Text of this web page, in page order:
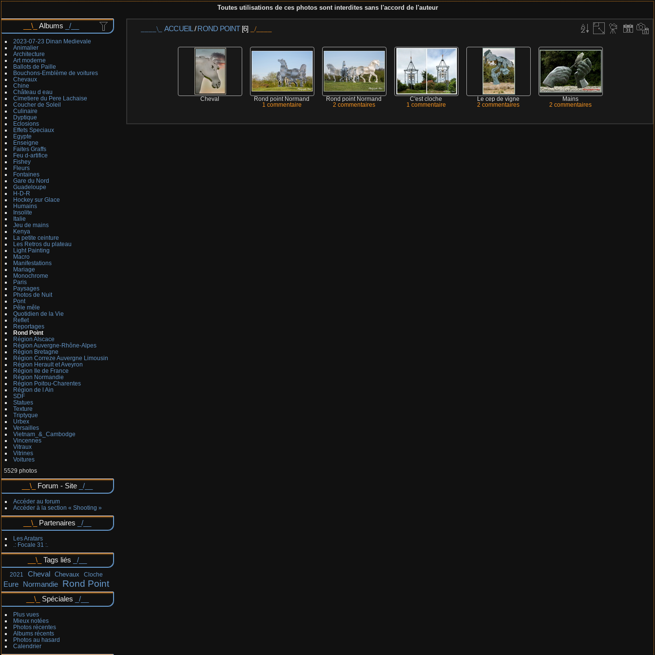
Toutes utilisations de ces photos sont interdites sans l'accord de l'auteur
Albums
2023-07-23 Dinan Medievale
Animalier
Architecture
Art moderne
Ballots de Paille
Bouchons-Emblème de voitures
Chevaux
Chine
Château d eau
Cimetiere du Pere Lachaise
Coucher de Soleil
Culinaire
Dyptique
Eclosions
Effets Speciaux
Egypte
Enseigne
Faites Graffs
Feu d-artifice
Fishey
Fleurs
Fontaines
Gare du Nord
Guadeloupe
H-D-R
Hockey sur Glace
Humains
Insolite
Italie
Jeu de mains
Kenya
La petite ceinture
Les Retros du plateau
Light Painting
Macro
Manifestations
Mariage
Monochrome
Paris
Paysages
Photos de Nuit
Pont
Pêle mêle
Quotidien de la Vie
Reflet
Reportages
Rond Point
Région Alscace
Région Auvergne-Rhône-Alpes
Région Bretagne
Région Correze Auvergne Limousin
Région Herault et Aveyron
Région Ile de France
Région Normandie
Région Poitou-Charentes
Région de l Ain
SDF
Statues
Texture
Triptyque
Urbex
Versailles
Vietnam_&_Cambodge
Vincennes
Vitraux
Vitrines
Voitures
5529 photos
Forum - Site
Accéder au forum
Accéder à la section « Shooting »
Partenaires
Les Aratars
.: Focale 31 :.
Tags liés
2021 Cheval Chevaux Cloche
Eure Normandie Rond Point
Spéciales
Plus vues
Mieux notées
Photos récentes
Albums récents
Photos au hasard
Calendrier
ACCUEIL/ROND POINT[6]
Cheval
Rond point Normand
1 commentaire
Rond point Normand
2 commentaires
C'est cloche
1 commentaire
Le cep de vigne
2 commentaires
Mains
2 commentaires